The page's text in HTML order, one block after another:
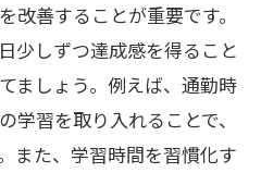
改善することが重要です。
少しずつ達成感を得ること
ましょう。例えば、通勤時
学習を取り入れることで、
また、学習時間を習慣化す